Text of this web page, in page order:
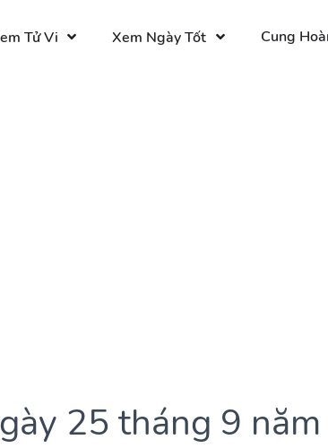
Tử Vi Xem Ngày Tốt Cung
25 tháng 9